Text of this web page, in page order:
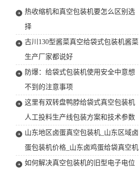
热收缩机和真空包装机要怎么区别选
择
古川130型酱菜真空给袋式包装机酱菜
生产厂家都说好
防爆：给袋式包装机使用安全中意想
不到的注意事项
这里有双转盘鸭脖给袋式真空包装机
人工投料生产线包装方案和技术参数
山东地区卤蛋真空包装机_山东区域卤
蛋包装机价格_山东卤鸡蛋给袋真空机
如何解决真空包装机的旧型电子电位